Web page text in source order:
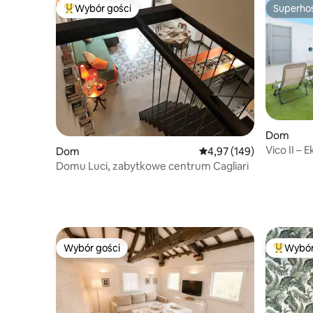
Najpopularniejsze z kategorii Wybór gości
Wybór gości
Dom Średnia ocena: 4,97 na
4,97 (149)
Domu Luci, zabytkowe centrum Cagliari
Dom
Vico II –
Wybór gości
Wybór gości